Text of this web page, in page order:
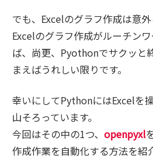
でも、Excelのグラフ作成は意外
Excelのグラフ作成がルーチン
ば、尚更、Pyothonでサクッと
まえばうれしい限りです。
幸いにしてPythonにはExcelを
山そろっています。
今回はその中の1つ、 openpyxl
作成作業を自動化する方法を紹